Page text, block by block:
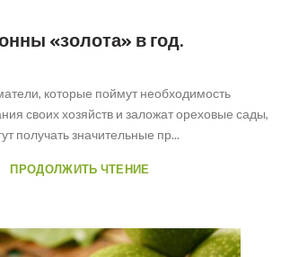
«золота» в год.
которые поймут необходимость
своих хозяйств и заложат ореховые сады,
получать значительные пр...
ПРОДОЛЖИТЬ ЧТЕНИЕ